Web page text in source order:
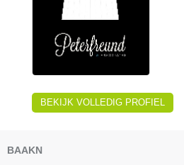
BEKIJK VOLLEDIG PROFIEL
BAAKN